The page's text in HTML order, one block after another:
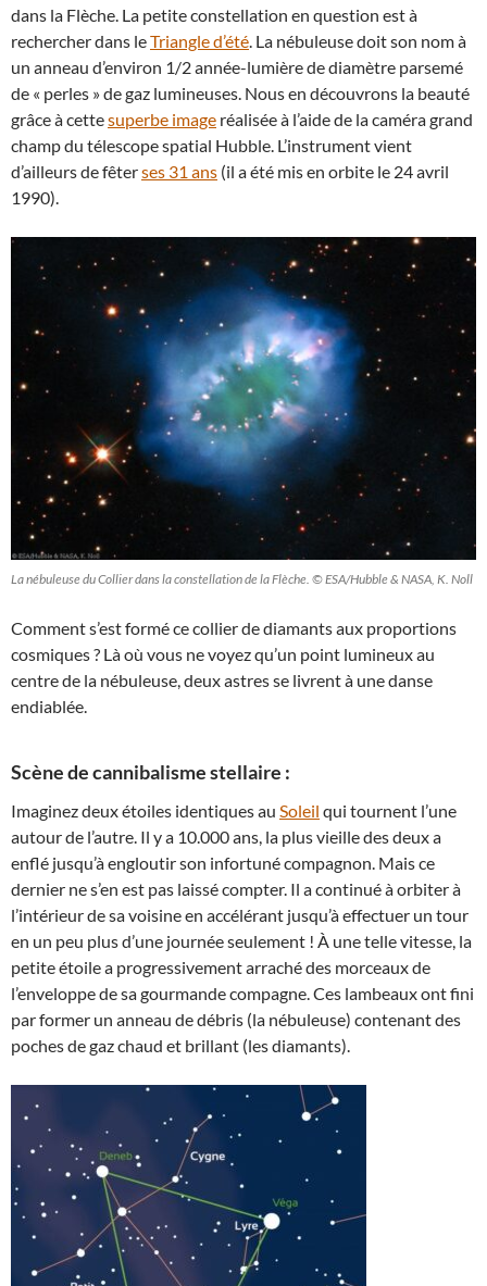
dans la Flèche. La petite constellation en question est à
rechercher dans leTriangle d’été . La nébuleuse doit son nom à
un anneau d’environ 1/2 année-lumière de diamètre parsemé
de « perles » de gaz lumineuses. Nous en découvrons la beauté
grâce à cettesuperbe image réalisée à l’aide de la caméra grand
champ du télescope spatial Hubble. L’instrument vient
d’ailleurs de fêterses 31 ans (il a été mis en orbite le 24 avril
1990).
La nébuleuse du Collier dans la constellation de la Flèche. © ESA/Hubble & NASA, K. Noll
Comment s’est formé ce collier de diamants aux proportions
cosmiques ? Là où vous ne voyez qu’un point lumineux au
centre de la nébuleuse, deux astres se livrent à une danse
endiablée.
Scène de cannibalisme stellaire :
Imaginez deux étoiles identiques au Soleil qui tournent l’une
autour de l’autre. Il y a 10.000 ans, la plus vieille des deux a
enflé jusqu’à engloutir son infortuné compagnon. Mais ce
dernier ne s’en est pas laissé compter. Il a continué à orbiter à
l’intérieur de sa voisine en accélérant jusqu’à effectuer un tour
en un peu plus d’une journée seulement ! À une telle vitesse, la
petite étoile a progressivement arraché des morceaux de
l’enveloppe de sa gourmande compagne. Ces lambeaux ont fini
par former un anneau de débris (la nébuleuse) contenant des
poches de gaz chaud et brillant (les diamants).